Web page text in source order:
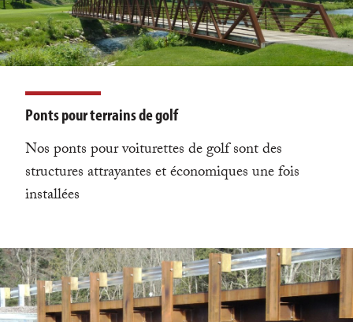
Ponts pour terrains de golf
Nos ponts pour voiturettes de golf sont des
structures attrayantes et économiques une fois
installées